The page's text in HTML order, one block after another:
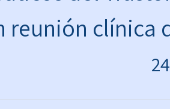
reunión clínica